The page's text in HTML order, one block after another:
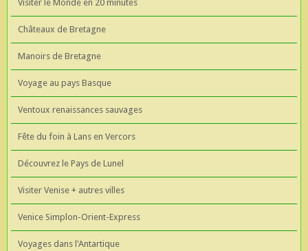
Visiter le Monde en 20 minutes
Châteaux de Bretagne
Manoirs de Bretagne
Voyage au pays Basque
Ventoux renaissances sauvages
Fête du foin à Lans en Vercors
Découvrez le Pays de Lunel
Visiter Venise + autres villes
Venice Simplon-Orient-Express
Voyages dans l'Antartique